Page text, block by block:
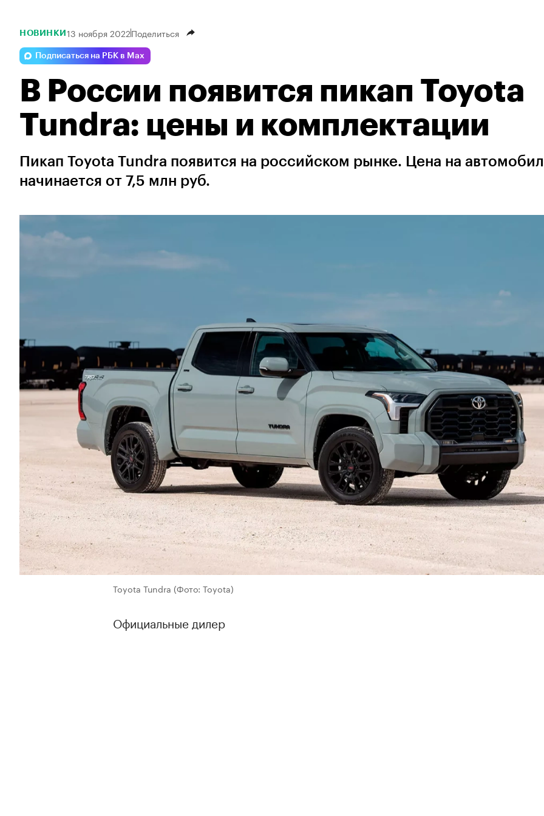
НОВИНКИ 13 ноября 2022Поделиться
Подписаться на РБК в Max
В России появится пикап Toyota
Tundra: цены и комплектации
Пикап Toyota Tundra появится на российском рынке. Цена на
начинается от 7,5 млн руб.
Toyota Tundra (Фото: Toyota)
Официальные дилер